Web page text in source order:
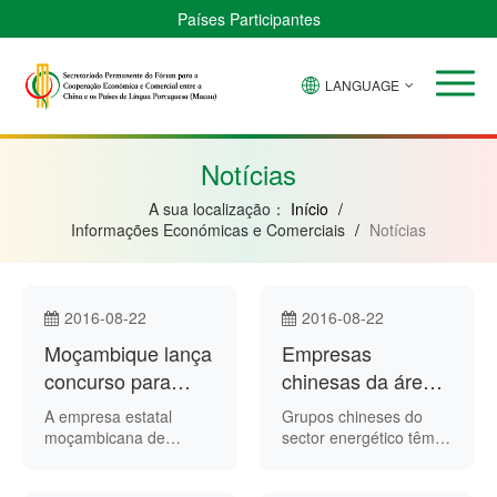
Países Participantes
Verde
Bissau
Guiné
Moçambique
LANGUAGE
Notícias
A sua localização： Início /
Informações Económicas e Comerciais / Notícias
2016-08-22
Moçambique lança
concurso para
serviço de
transporte ao
A empresa estatal
moçambicana de
2016-08-22
Empresas
chinesas da área
da energia
predominam no
Grupos chineses do
sector energético têm